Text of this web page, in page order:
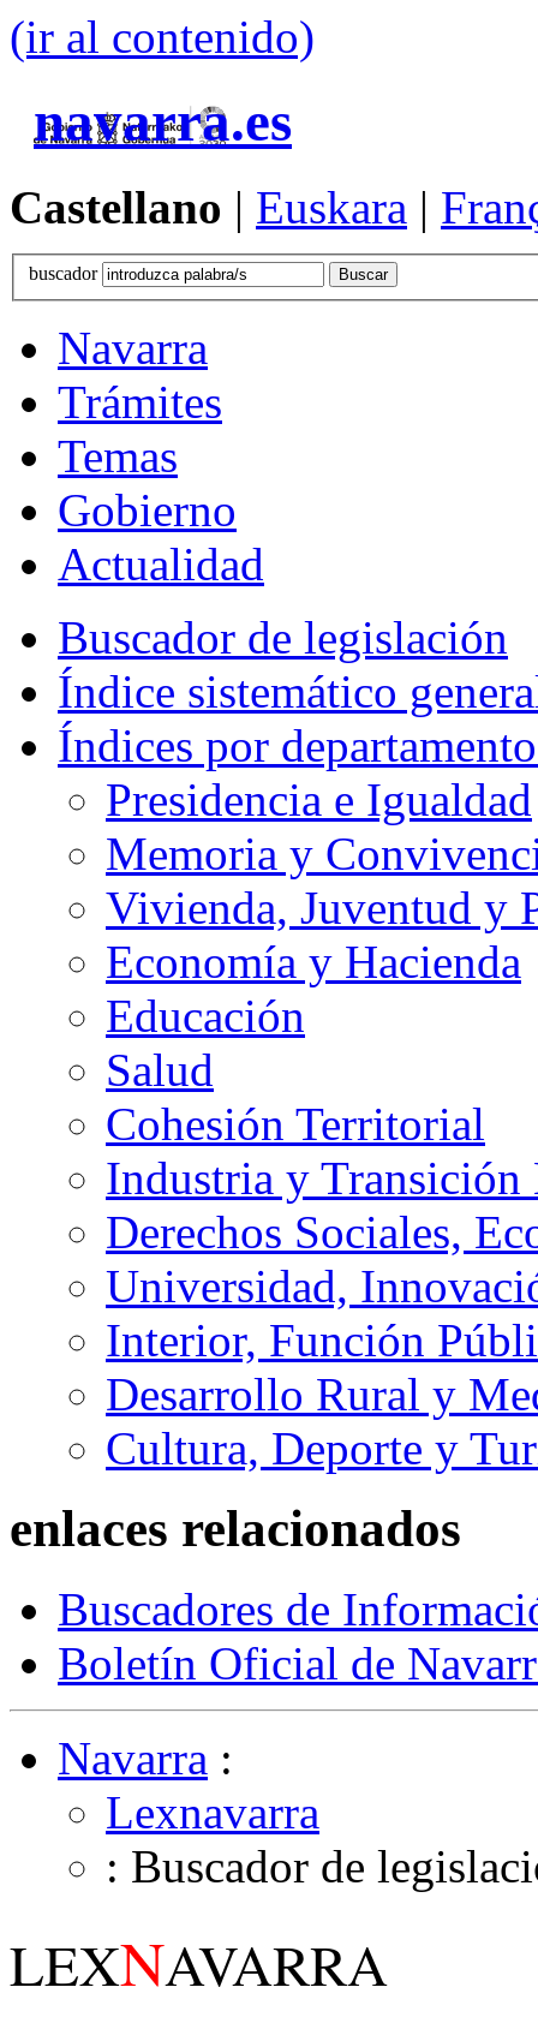
(ir al contenido)
navarra.es
Castellano | Euskara |
buscador
Navarra
Trámites
Temas
Gobierno
Actualidad
Buscador de legislación
Índice sistemático
Índices por
Presidencia e Igualdad
Memoria y
Vivienda, Juventud y
Economía y Hacienda
Educación
Salud
Cohesión Territorial
Industria y
Derechos Sociales,
Universidad,
Interior, Función
Desarrollo Rural y
Cultura, Deporte y
enlaces relacionados
Buscadores de
Boletín Oficial de
Navarra :
Lexnavarra
: Buscador de
LEXNAVARRA